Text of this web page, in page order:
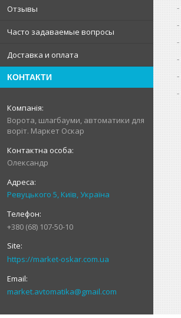
Отзывы
Часто задаваемые вопросы
Доставка и оплата
КОНТАКТИ
Ворота, шлагбауми, автоматики для
воріт. Маркет Оскар
Олександр
Ревуцького 5, Київ, Україна
+380 (68) 107-50-10
https://market-oskar.com.ua
market.avtomatika@gmail.com